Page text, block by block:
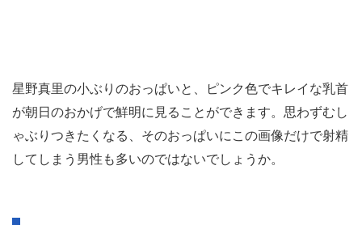
星野真里の小ぶりのおっぱいと、ピンク色でキレイな乳首
が朝日のおかげで鮮明に見ることができます。思わずむし
ゃぶりつきたくなる、そのおっぱいにこの画像だけで射精
してしまう男性も多いのではないでしょうか。